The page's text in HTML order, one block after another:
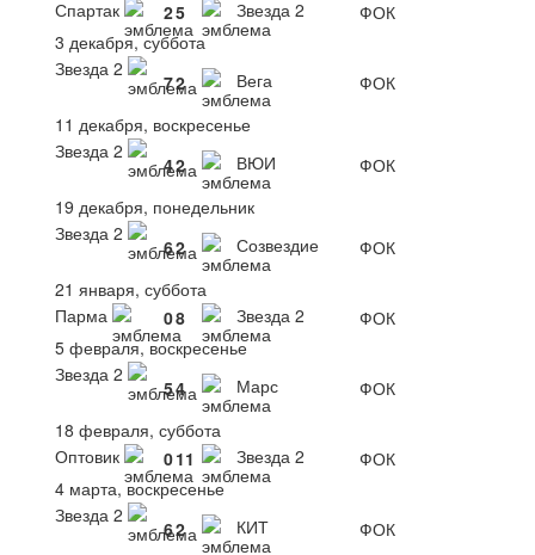
Спартак 25 Звезда 2
ФОК
3 декабря, суббота
Звезда 2
72 Вега
ФОК
11 декабря, воскресенье
Звезда 2
42 ВЮИ
ФОК
19 декабря, понедельник
Звезда 2
62 Созвездие
ФОК
21 января, суббота
Парма
08 Звезда 2
ФОК
5 февраля, воскресенье
Звезда 2
54 Марс
ФОК
18 февраля, суббота
Оптовик
011 Звезда 2
ФОК
4 марта, воскресенье
Звезда 2
62 КИТ
ФОК